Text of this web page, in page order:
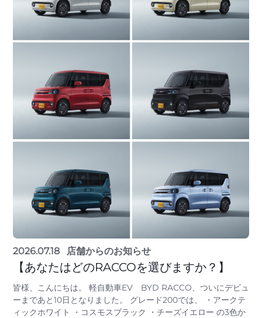
2026.07.18 店舗からのお知らせ
【あなたはどのRACCOを選びますか？】
皆様、こんにちは。 軽自動車EV BYD RACCO、ついにデビュ
ーまであと10日となりました。 グレード200では、 ・アークテ
ィックホワイト ・コスモスブラック ・チーズイエロー の3色か